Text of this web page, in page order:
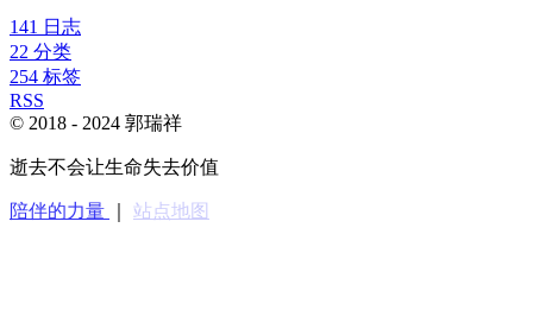
141 日志
22 分类
254 标签
RSS
© 2018 - 2024 郭瑞祥
逝去不会让生命失去价值
陪伴的力量 站点地图